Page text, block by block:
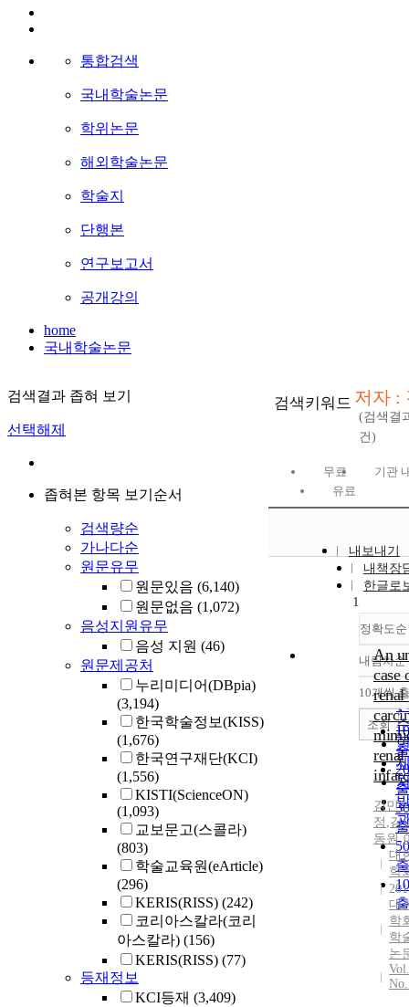
통합검색
국내학술논문
학위논문
해외학술논문
학술지
단행본
연구보고서
공개강의
home
국내학술논문
검색결과 좁혀 보기
선택해제
좁혀본 항목 보기순서
검색량순
가나다순
원문유무
원문있음 (6,140)
원문없음 (1,072)
음성지원유무
음성 지원 (46)
원문제공처
누리미디어(DBpia)
(3,194)
한국학술정보(KISS)
(1,676)
한국연구재단(KCI)
(1,556)
KISTI(ScienceON)
(1,093)
교보문고(스콜라)
(803)
학술교육원(eArticle)
(296)
KERIS(RISS) (242)
코리아스칼라(코리
아스칼라) (156)
KERIS(RISS) (77)
등재정보
KCI등재 (3,409)
검색키워드 저자 :
(검색결
건)
무료
기관
유료
내보내기
내책장
한글로
정확도순
내림차순
10개씩
조회
1
An
case
renal
renal
김민
정 ,김
동원,
대
학
대
학
학
논